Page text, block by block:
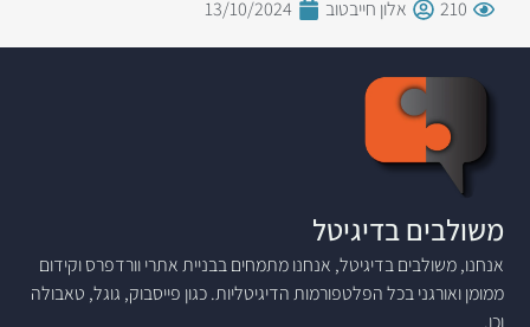
210 אלון חייבטוב 13/10/2024
משולבים בדיגיטל
אנחנו, משולבים בדיגיטל, אנחנו מתמחים בבניית אתרי וורדפרס וקידום
ממומן ואורגני בכל הפלטפורמות הדיגיטליות. כגון פייסבוק, גוגל, טאבולה
וכו.